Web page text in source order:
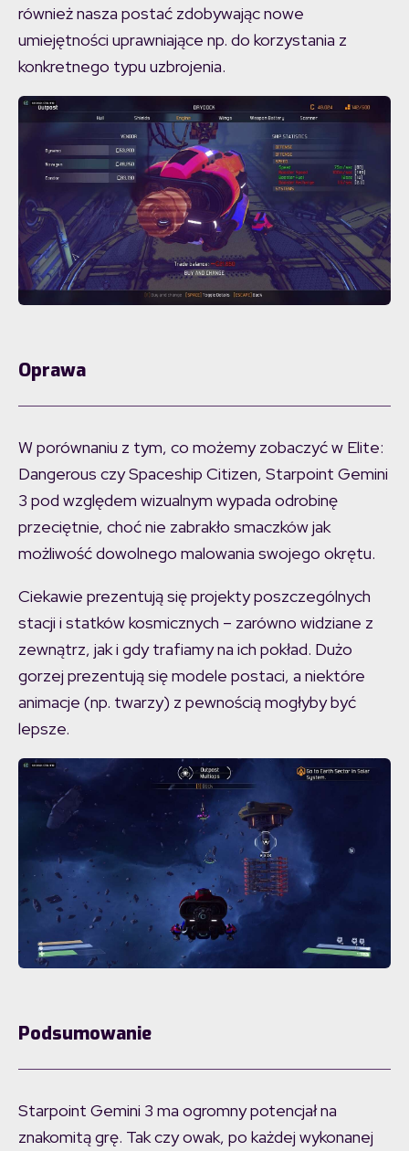
również nasza postać zdobywając nowe
umiejętności uprawniające np. do korzystania z
konkretnego typu uzbrojenia.
Oprawa
W porównaniu z tym, co możemy zobaczyć w Elite:
Dangerous czy Spaceship Citizen, Starpoint Gemini
3 pod względem wizualnym wypada odrobinę
przeciętnie, choć nie zabrakło smaczków jak
możliwość dowolnego malowania swojego okrętu.
Ciekawie prezentują się projekty poszczególnych
stacji i statków kosmicznych – zarówno widziane z
zewnątrz, jak i gdy trafiamy na ich pokład. Dużo
gorzej prezentują się modele postaci, a niektóre
animacje (np. twarzy) z pewnością mogłyby być
lepsze.
Podsumowanie
Starpoint Gemini 3 ma ogromny potencjał na
znakomitą grę. Tak czy owak, po każdej wykonanej